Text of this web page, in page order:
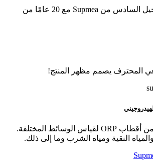
محلل السوائل من الجيل السادس من Supmea مع 20 عامًا من
المحترف يصمم مظهر المنتج!
يقدم مجموعة كاملة من أقطاب ORP لقياس الوسائط المختلفة.
النقية ومياه الشرب وما إلى ذلك.